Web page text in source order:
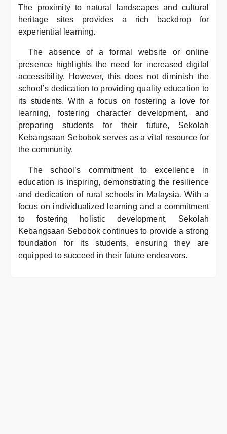
The proximity to natural landscapes and cultural
heritage sites provides a rich backdrop for
experiential learning.
The absence of a formal website or online
presence highlights the need for increased digital
accessibility. However, this does not diminish the
school’s dedication to providing quality education to
its students. With a focus on fostering a love for
learning, fostering character development, and
preparing students for their future, Sekolah
Kebangsaan Sebobok serves as a vital resource for
the community.
The school’s commitment to excellence in
education is inspiring, demonstrating the resilience
and dedication of rural schools in Malaysia. With a
focus on individualized learning and a commitment
to fostering holistic development, Sekolah
Kebangsaan Sebobok continues to provide a strong
foundation for its students, ensuring they are
equipped to succeed in their future endeavors.